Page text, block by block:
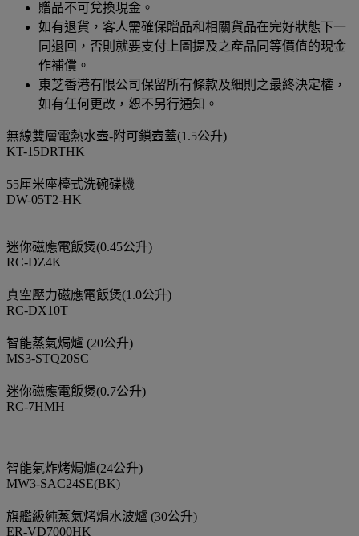
贈品不可兌換現金。
如有退貨，客人需確保贈品和相關貨品在完好狀態下一
同退回，否則就要支付上圖提及之產品同等價值的現金
作補償。
東芝香港有限公司保留所有條款及細則之最終決定權，
如有任何更改，恕不另行通知。
無線雙層電熱水壺-附可鎖壺蓋(1.5公升)
KT-15DRTHK
55厘米座檯式洗碗碟機
DW-05T2-HK
迷你磁應電飯煲(0.45公升)
RC-DZ4K
真空壓力磁應電飯煲(1.0公升)
RC-DX10T
智能蒸氣焗爐 (20公升)
MS3-STQ20SC
迷你磁應電飯煲(0.7公升)
RC-7HMH
智能氣炸烤焗爐(24公升)
MW3-SAC24SE(BK)
旗艦級純蒸氣烤焗水波爐 (30公升)
ER-VD7000HK